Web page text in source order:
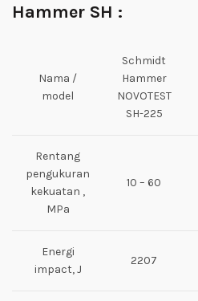
Hammer SH :
Nama /
model
Schmidt
Hammer
NOVOTEST
SH-225
Rentang
pengukuran
kekuatan ,
MPa
10 – 60
Energi
impact, J
2207